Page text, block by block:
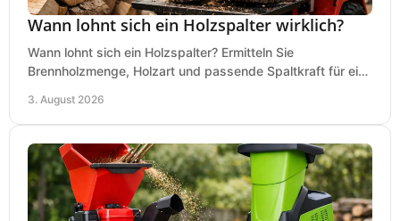
Wann lohnt sich ein Holzspalter wirklich?
Wann lohnt sich ein Holzspalter? Ermitteln Sie
Brennholzmenge, Holzart und passende Spaltkraft für eine
3. August 2026